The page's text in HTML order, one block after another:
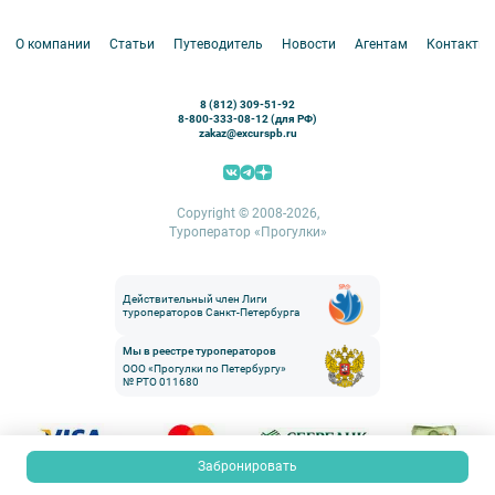
Забронировать
Кронштадт
Ораниенбаум
Пушкин (Царское село)
О компании Статьи Путеводитель Новости Агентам Контакты
8 (812) 309-51-92
8-800-333-08-12 (для РФ)
zakaz@excurspb.ru
Copyright © 2008-2026,
Туроператор «Прогулки»
Действительный член Лиги
туроператоров Санкт-Петербурга
Мы в реестре туроператоров
ООО «Прогулки по Петербургу»
№ РТО 011680